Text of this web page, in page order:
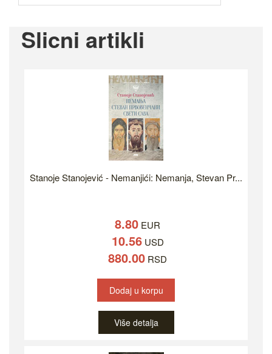
Slicni artikli
Stanoje Stanojević - Nemanjići: Nemanja, Stevan Pr...
8.80 EUR
10.56USD
880.00 RSD
Dodaj u korpu
Više detalja